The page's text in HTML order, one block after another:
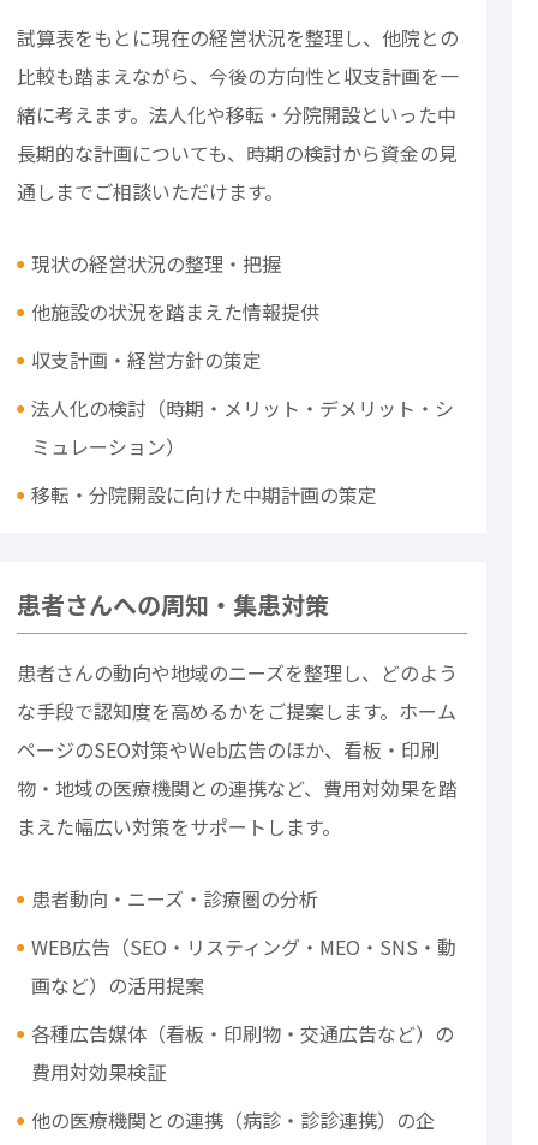
試算表をもとに現在の経営状況を整理し、他院との
比較も踏まえながら、今後の方向性と収支計画を一
緒に考えます。法人化や移転・分院開設といった中
長期的な計画についても、時期の検討から資金の見
通しまでご相談いただけます。
現状の経営状況の整理・把握
他施設の状況を踏まえた情報提供
収支計画・経営方針の策定
法人化の検討（時期・メリット・デメリット・シ
ミュレーション）
移転・分院開設に向けた中期計画の策定
患者さんへの周知・集患対策
患者さんの動向や地域のニーズを整理し、どのよう
な手段で認知度を高めるかをご提案します。ホーム
ページのSEO対策やWeb広告のほか、看板・印刷
物・地域の医療機関との連携など、費用対効果を踏
まえた幅広い対策をサポートします。
患者動向・ニーズ・診療圏の分析
WEB広告（SEO・リスティング・MEO・SNS・動
画など）の活用提案
各種広告媒体（看板・印刷物・交通広告など）の
費用対効果検証
他の医療機関との連携（病診・診診連携）の企